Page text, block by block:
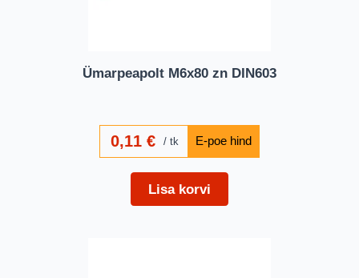
Ümarpeapolt M6x80 zn DIN603
0,11€ tk
Lisa korvi